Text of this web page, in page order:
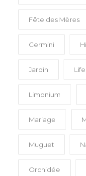
Fête des Mères
Germini
Jardin
Limonium
Mariage
Muguet
Orchidée